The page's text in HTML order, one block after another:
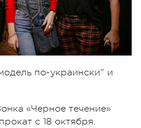
по-украински" и
«Черное течение»
с 18 октября.